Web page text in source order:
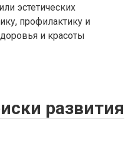
эстетических
профилактику и
и красоты
развития